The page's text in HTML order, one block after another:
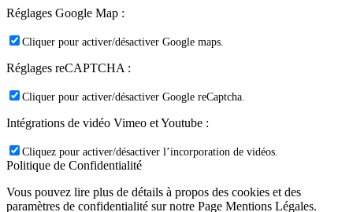
Réglages Google Map :
Cliquer pour activer/désactiver Google maps.
Réglages reCAPTCHA :
Cliquer pour activer/désactiver Google reCaptcha.
Intégrations de vidéo Vimeo et Youtube :
Cliquez pour activer/désactiver l’incorporation de vidéos.
Politique de Confidentialité
Vous pouvez lire plus de détails à propos des cookies et des
paramètres de confidentialité sur notre Page Mentions Légales.